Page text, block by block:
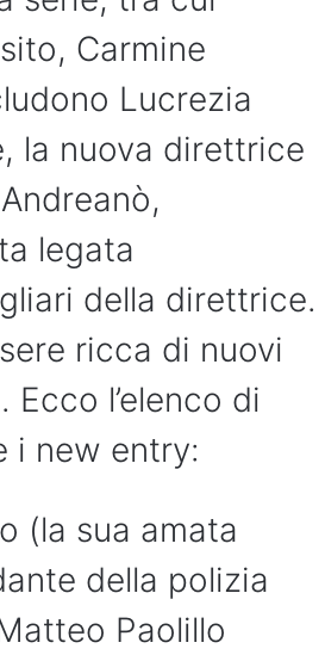
Carmine
Lucrezia
la nuova direttrice
legata
della direttrice.
ricca di nuovi
l’elenco di
i new entry:
(la sua amata
della polizia
Paolillo